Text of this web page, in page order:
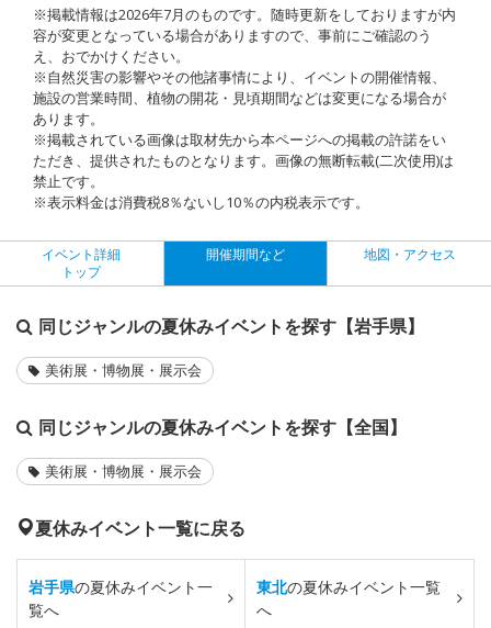
※掲載情報は2026年7月のものです。随時更新をしておりますが内
容が変更となっている場合がありますので、事前にご確認のう
え、おでかけください。
※自然災害の影響やその他諸事情により、イベントの開催情報、
施設の営業時間、植物の開花・見頃期間などは変更になる場合が
あります。
※掲載されている画像は取材先から本ページへの掲載の許諾をい
ただき、提供されたものとなります。画像の無断転載(二次使用)は
禁止です。
※表示料金は消費税8％ないし10％の内税表示です。
イベント詳細
トップ
開催期間など 地図・アクセス
同じジャンルの夏休みイベントを探す【岩手県】
美術展・博物展・展示会
同じジャンルの夏休みイベントを探す【全国】
美術展・博物展・展示会
夏休みイベント一覧に戻る
岩手県の夏休みイベント一
覧へ
東北の夏休みイベント一覧
へ